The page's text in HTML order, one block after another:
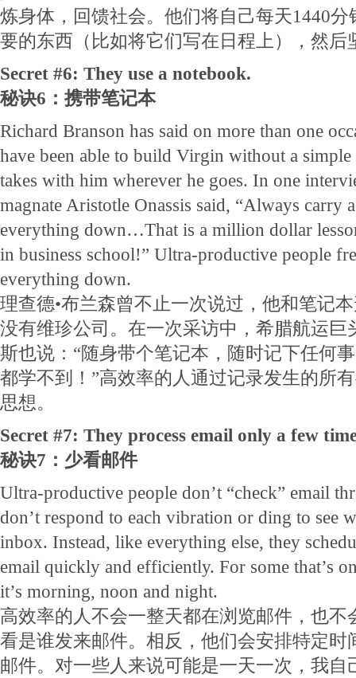
炼身体，回馈社会。他们将自己每天1440
要的东西（比如将它们写在日程上），然后
Secret #6: They use a notebook.
秘诀6：携带笔记本
Richard Branson has said on more than one
have been able to build Virgin without a
takes with him wherever he goes. In one
magnate Aristotle Onassis said, “Always carry
everything down…That is a million dollar
in business school!” Ultra-productive people
everything down.
理查德•布兰森曾不止一次说过，他和笔记
没有维珍公司。在一次采访中，希腊航运巨
斯也说：“随身带个笔记本，随时记下任
都学不到！”高效率的人通过记录发生的所
思想。
Secret #7: They process email only a few
秘诀7：少看邮件
Ultra-productive people don’t “check” email
don’t respond to each vibration or ding to see
inbox. Instead, like everything else, they
email quickly and efficiently. For some that’s
it’s morning, noon and night.
高效率的人不会一整天都在浏览邮件，也不
看是谁发来邮件。相反，他们会安排特定时
邮件。对一些人来说可能是一天一次，我自